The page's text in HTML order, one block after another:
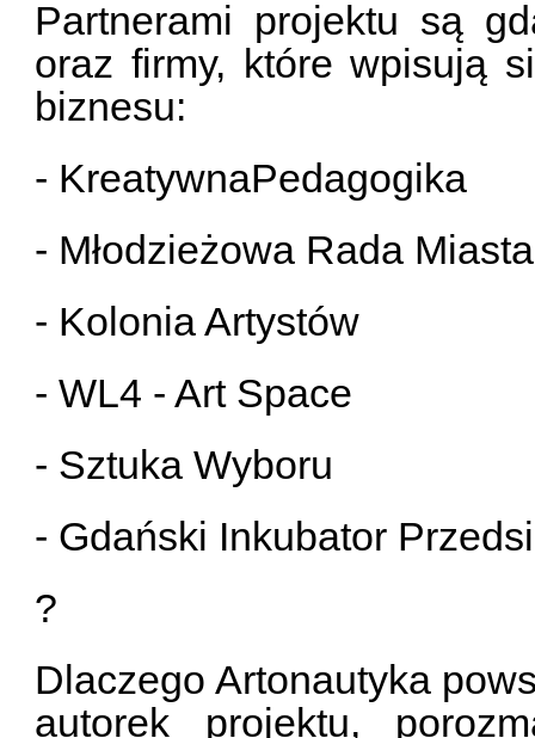
Partnerami projektu są
oraz firmy, które wpisują
biznesu:
- KreatywnaPedagogika
- Młodzieżowa Rada
- Kolonia Artystów
- WL4 - Art Space
- Sztuka Wyboru
- Gdański Inkubator
?
Dlaczego Artonautyka
autorek projektu,